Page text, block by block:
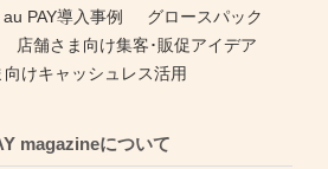
au PAY導入事例
グロースパック
店舗さま向け集客･販促アイデア
向けキャッシュレス活用
magazineについて